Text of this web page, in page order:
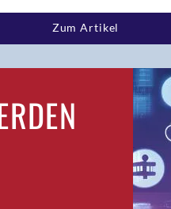
Zum Artikel